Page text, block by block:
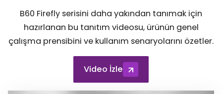
B60 Firefly serisini daha yakından tanımak için
hazırlanan bu tanıtım videosu, ürünün genel
çalışma prensibini ve kullanım senaryolarını özetler.
Video İzle